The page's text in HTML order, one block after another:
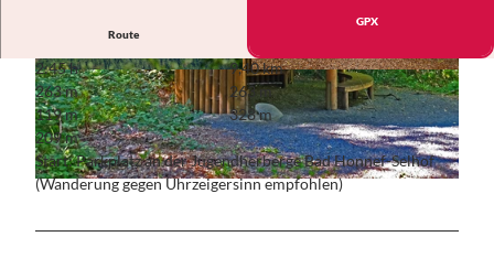
Kleinkuns
t
birge
Naturreg
ion Sieg
Rheinisch
e
Kulturgä
REISEVERANSTALTER
Alle Themen
Angebots- und
Programmbausteine
Beethovenfest 2026 für
Reiseveranstalter
150 Jahre Konrad Adenauer
PLANEN
&
BUCHEN
Alle
Themen
&
© Oliver Bremm, Rhein-Sieg Tourismus |CC-BY
© Oliver Bremm, Rhein-Sieg Tourismus |
CC-BY
© Oliver Bremm, Rhein-Sieg Tourismus |
CC-BY
Route
GPX
2:45 h
9,40 km
263 m
263 m
119 m
328 m
209 m
Start: Parkplatz an der Jugendherberge Bad Honnef-Selhof
(Wanderung gegen Uhrzeigersinn empfohlen)